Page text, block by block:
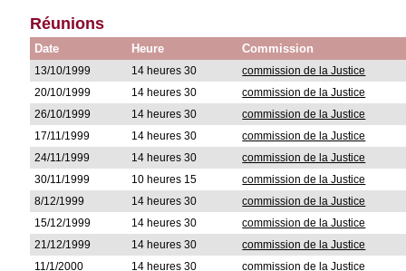
Réunions
Date Heure Commission
13/10/1999 14 heures 30
commission de la Justice
20/10/1999
14 heures 30
commission de la Justice
26/10/1999
14 heures 30
commission de la Justice
17/11/1999
14 heures 30
commission de la Justice
24/11/1999
14 heures 30
commission de la Justice
30/11/1999
10 heures 15
commission de la Justice
8/12/1999
14 heures 30
commission de la Justice
15/12/1999
14 heures 30
commission de la Justice
21/12/1999
14 heures 30
commission de la Justice
11/1/2000
14 heures 30
commission de la Justice